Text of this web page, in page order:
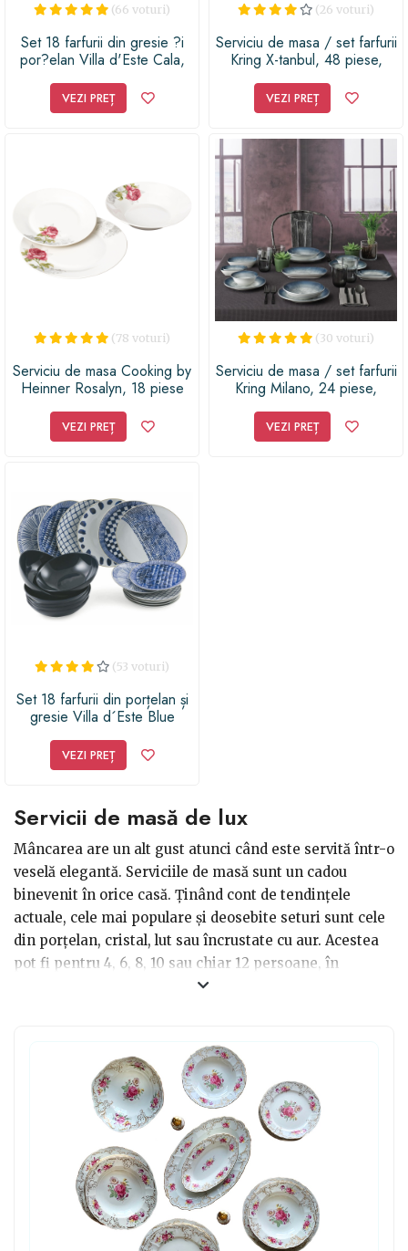
(66 voturi)
Set 18 farfurii din gresie ?i
por?elan Villa d'Este Cala,
VEZI PREȚ
(26 voturi)
Serviciu de masa / set farfurii
Kring X-tanbul, 48 piese,
VEZI PREȚ
(78 voturi)
Serviciu de masa Cooking by
Heinner Rosalyn, 18 piese
VEZI PREȚ
(30 voturi)
Serviciu de masa / set farfurii
Kring Milano, 24 piese,
VEZI PREȚ
(53 voturi)
Set 18 farfurii din porțelan și
gresie Villa d´Este Blue
VEZI PREȚ
Servicii de masă de lux
Mâncarea are un alt gust atunci când este servită într-o
veselă elegantă. Serviciile de masă sunt un cadou
binevenit în orice casă. Ținând cont de tendințele
actuale, cele mai populare și deosebite seturi sunt cele
din porțelan, cristal, lut sau încrustate cu aur. Acestea
pot fi pentru 4, 6, 8, 10 sau chiar 12 persoane, în
dependență de model și motiv. Farfuriile din set sunt
cu un set de tacâmuri rafinate, din inox, cu o curbură
ușoară a mânerului și cu un serviciu de ceai deosebit.